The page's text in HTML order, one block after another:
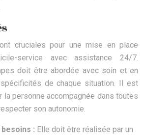
cruciales pour une mise en place
service avec assistance 24/7.
doit être abordée avec soin et en
de chaque situation. Il est
la personne accompagnée dans toutes
son autonomie.
: Elle doit être réalisée par un